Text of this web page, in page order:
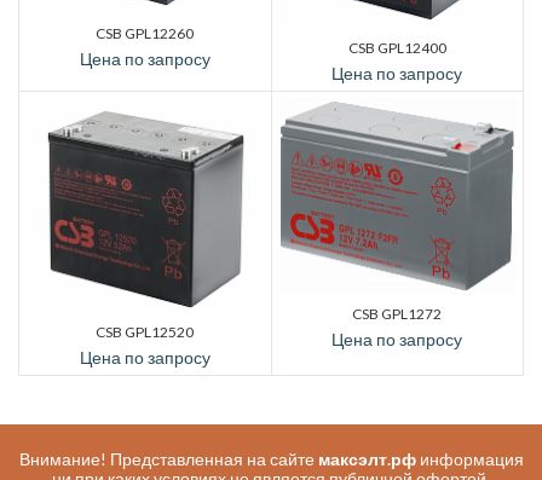
CSB GPL12260
Цена по запросу
CSB GPL12400
Цена по запросу
CSB GPL12520
Цена по запросу
CSB GPL1272
Цена по запросу
Внимание! Представленная на сайте максэлт.рфинформация